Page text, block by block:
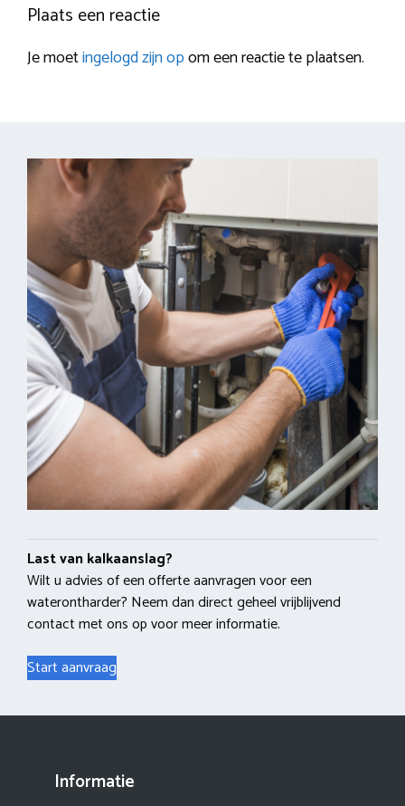
Plaats een reactie
Je moetingelogd zijn opom een reactie te plaatsen.
Last van kalkaanslag?
Wilt u advies of een offerte aanvragen voor een
waterontharder? Neem dan direct geheel vrijblijvend
contact met ons op voor meer informatie.
Start aanvraag
Informatie